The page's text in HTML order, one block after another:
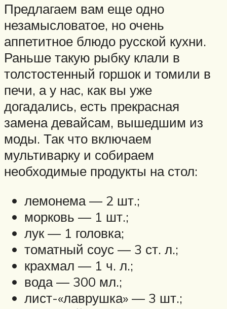
Предлагаем вам еще одно
незамысловатое, но очень
аппетитное блюдо русской кухни.
Раньше такую рыбку клали в
толстостенный горшок и томили в
печи, а у нас, как вы уже
догадались, есть прекрасная
замена девайсам, вышедшим из
моды. Так что включаем
мультиварку и собираем
необходимые продукты на стол:
лемонема — 2 шт.;
морковь — 1 шт.;
лук — 1 головка;
томатный соус — 3 ст. л.;
крахмал — 1 ч. л.;
вода — 300 мл.;
лист-«лаврушка» — 3 шт.;